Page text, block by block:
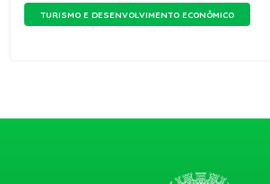
TURISMO E DESENVOLVIMENTO ECONÔMICO